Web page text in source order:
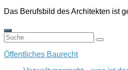
Das Berufsbild des Architekten ist
Öffentliches Baurecht